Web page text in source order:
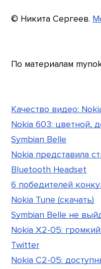
© Никита Сергеев.
По материалам
Качество видео:
Nokia 603: цветной,
Symbian Belle
Nokia представила
Bluetooth Headset
6 победителей
Nokia Tune (скачать)
Symbian Belle не
Nokia X2-05:
Twitter
Nokia C2-05: